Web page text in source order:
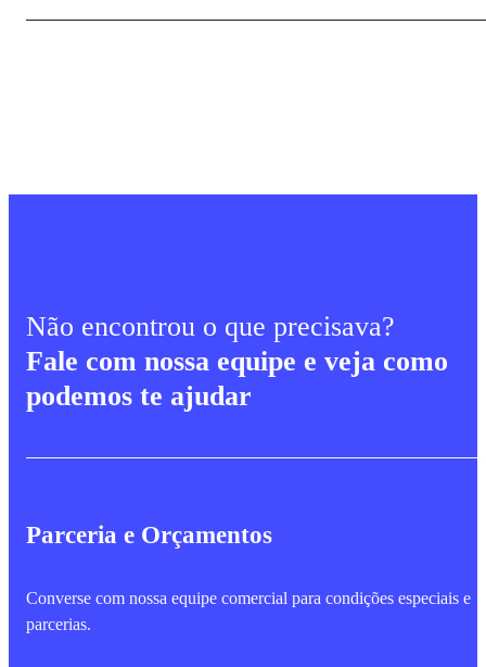
Não encontrou o que precisava?
Fale com nossa equipe e veja como
podemos te ajudar
Parceria e Orçamentos
Converse com nossa equipe comercial para condições especiais e
parcerias.